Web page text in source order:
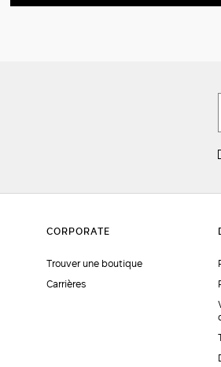
Trouver une boutique
Carrières